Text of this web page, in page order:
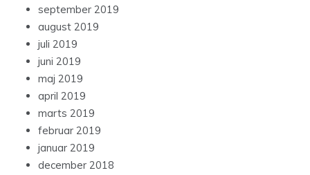
september 2019
august 2019
juli 2019
juni 2019
maj 2019
april 2019
marts 2019
februar 2019
januar 2019
december 2018